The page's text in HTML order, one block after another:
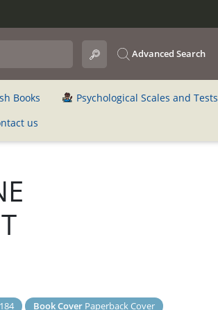
Advanced Search
Books Psychological Scales and Tests
us
Book Cover Paperback Cover